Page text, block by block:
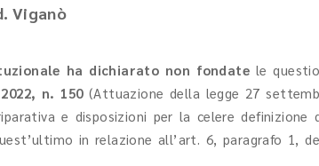
Viganò
ha dichiarato non fondate le
n. 150(Attuazione della legge 27
e disposizioni per la celere definizione
in relazione all’art. 6, paragrafo 1,